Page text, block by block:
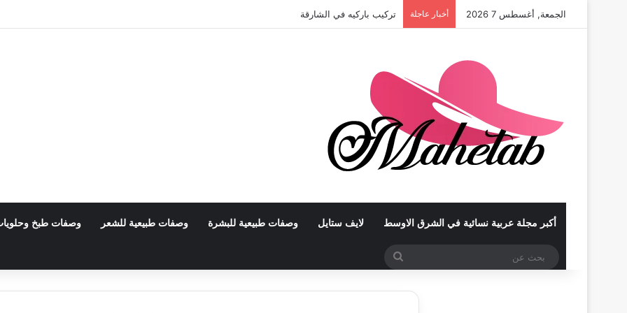
الجمعة, أغسطس 7 2026 أخبار عاجلة تركيب باركيه في أبوظبي
أكبر مجلة عربية نسائية في الشرق الاوسط لايف ستايل وصفات طبيعية للبشرة وصفات طبيعية للشعر وصفات طبخ
بحث